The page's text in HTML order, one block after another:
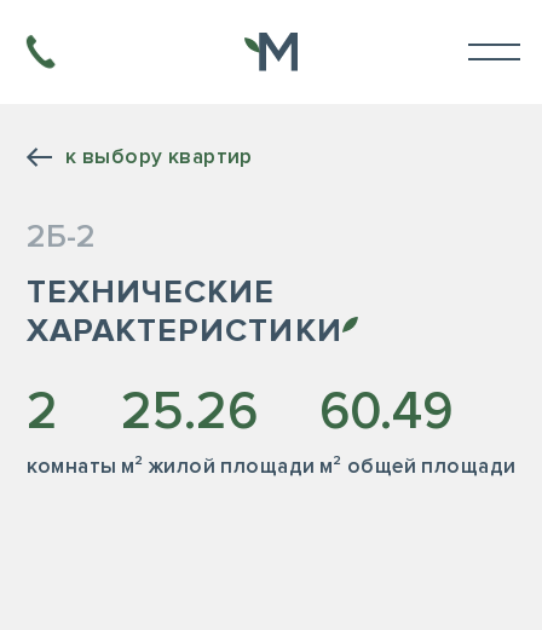
к выбору квартир
2Б-2
ТЕХНИЧЕСКИЕ
ХАРАКТЕРИСТИКИ
2
комнаты
25.26
м² жилой площади
60.49
м² общей площади